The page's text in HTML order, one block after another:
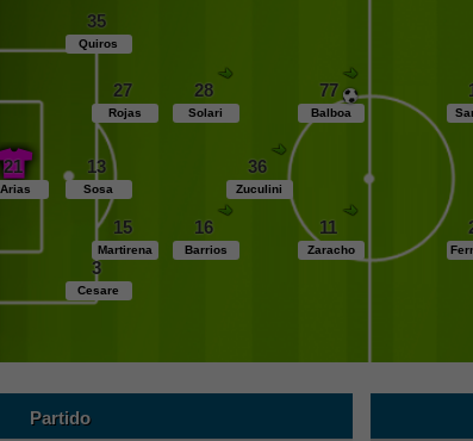
35
Quiros
27
Rojas
28
Solari
77
Balboa
21
Arias
13
Sosa
36
Zuculini
15
Martirena
16
Barrios
11
Zaracho
3
Cesare
Partido